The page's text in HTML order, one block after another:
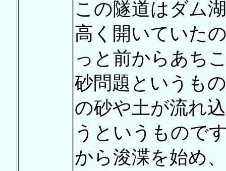
この隧道はダム
高く開いていた
っと前からあち
砂問題というも
の砂や土が流れ
うというもので
から浚渫を始め